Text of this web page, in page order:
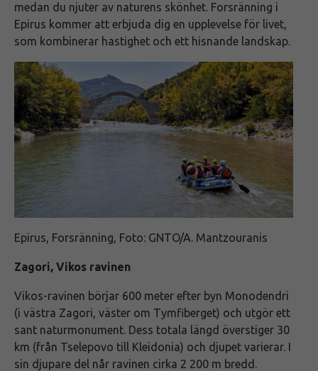
medan du njuter av naturens skönhet. Forsränning i
Epirus kommer att erbjuda dig en upplevelse för livet,
som kombinerar hastighet och ett hisnande landskap.
Epirus, Forsränning, Foto: GNTO/A. Mantzouranis
Zagori, Vikos ravinen
Vikos-ravinen börjar 600 meter efter byn Monodendri
(i västra Zagori, väster om Tymfiberget) och utgör ett
sant naturmonument. Dess totala längd överstiger 30
km (från Tselepovo till Kleidonia) och djupet varierar. I
sin djupare del når ravinen cirka 2 200 m bredd.